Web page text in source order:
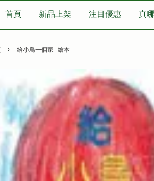
首頁 新品上架 注目優惠 真
› 給小鳥一個家--繪本